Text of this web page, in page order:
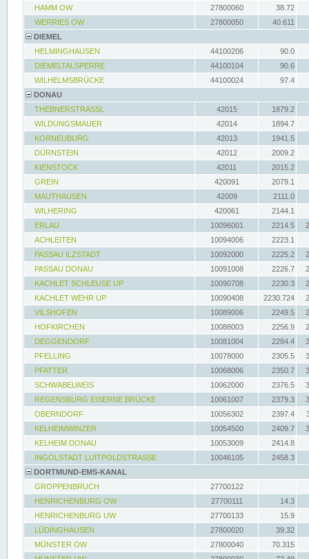
HAMM OW
27800060
38.72
WERRIES OW
27800050
40.611
DIEMEL
HELMINGHAUSEN
44100206
90.0
DIEMELTALSPERRE
44100104
90.6
WILHELMSBRÜCKE
44100024
97.4
DONAU
THEBNERSTRASSL
42015
1879.2
WILDUNGSMAUER
42014
1894.7
KORNEUBURG
42013
1941.5
DÜRNSTEIN
42012
2009.2
KIENSTOCK
42011
2015.2
GREIN
420091
2079.1
MAUTHAUSEN
42009
2111.0
WILHERING
420061
2144.1
ERLAU
10096001 2214.5
ACHLEITEN
10094006
2223.1
PASSAU ILZSTADT
10092000 2225.2
PASSAU DONAU
10091008 2226.7
KACHLET SCHLEUSE UP
10090708 2230.3
KACHLET WEHR UP
10090408 2230.724
VILSHOFEN
10089006 2249.5
HOFKIRCHEN
10088003 2256.9
DEGGENDORF
10081004 2284.4
PFELLING
10078000 2305.5
PFATTER
10068006 2350.7
SCHWABELWEIS
10062000 2376.5
REGENSBURG EISERNE BRÜCKE
10061007 2379.3
OBERNDORF
10056302 2397.4
KELHEIMWINZER
10054500 2409.7
KELHEIM DONAU
10053009
2414.8
INGOLSTADT LUITPOLDSTRASSE
10046105
2458.3
DORTMUND-EMS-KANAL
GROPPENBRUCH
27700122
HENRICHENBURG OW
27700111
14.3
HENRICHENBURG UW
27700133
15.9
LÜDINGHAUSEN
27800020
39.32
MÜNSTER OW
27800040
70.315